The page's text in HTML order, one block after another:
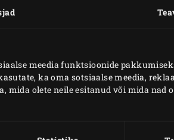
meedia funktsioonide
ka oma sotsiaalse meedia,
mida olete neile esitanud või mida nad
SALAT